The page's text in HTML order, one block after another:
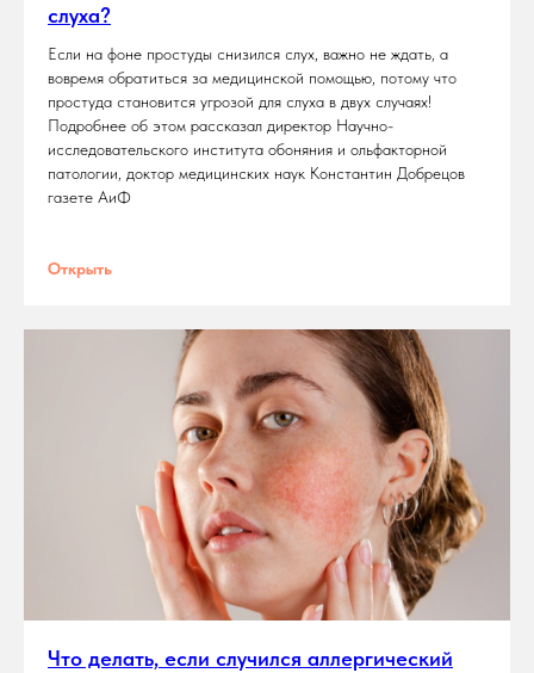
слуха?
Если на фоне простуды снизился слух, важно не ждать, а
вовремя обратиться за медицинской помощью, потому что
простуда становится угрозой для слуха в двух случаях!
Подробнее об этом рассказал директор Научно-
исследовательского института обоняния и ольфакторной
патологии, доктор медицинских наук Константин Добрецов
газете АиФ
Открыть
Что делать, если случился аллергический